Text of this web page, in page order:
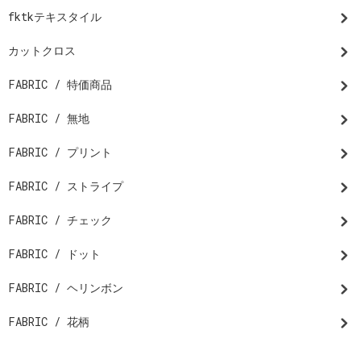
fktkテキスタイル
カットクロス
FABRIC / 特価商品
FABRIC / 無地
FABRIC / プリント
FABRIC / ストライプ
FABRIC / チェック
FABRIC / ドット
FABRIC / ヘリンボン
FABRIC / 花柄